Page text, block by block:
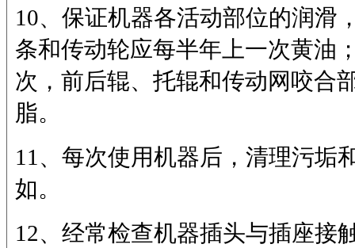
10、保证机器各活动部位的润滑
条和传动轮应每半年上一次黄油
次，前后辊、托辊和传动网咬合
脂。
11、每次使用机器后，清理污垢
如。
12、经常检查机器插头与插座接